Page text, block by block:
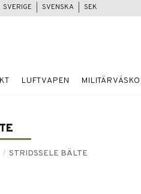
SVERIGE SVENSKA SEK
LUFTVAPEN
STRIDSSELE BÄLTE